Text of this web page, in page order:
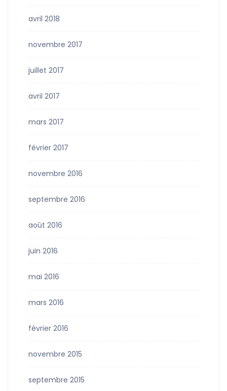
avril 2018
novembre 2017
juillet 2017
avril 2017
mars 2017
février 2017
novembre 2016
septembre 2016
août 2016
juin 2016
mai 2016
mars 2016
février 2016
novembre 2015
septembre 2015